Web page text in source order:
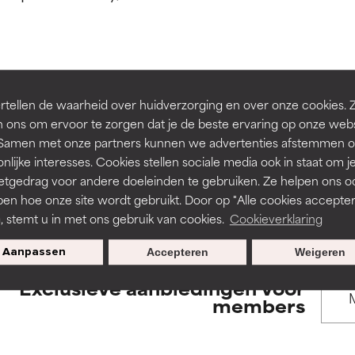
de waarheid over huidverzorging en over onze cookies.
ons om ervoor te zorgen dat je de beste ervaring op onze
met onze partners kunnen we advertenties afstemmen
interesses. Cookies stellen sociale media ook in staat om je
voor andere doeleinden te gebruiken. Ze helpen ons
hoe onze site wordt gebruikt. Door op "Alle cookies
stemt u in met ons gebruik van cookies. Cookieverklaring
Aanpassen Weigeren
Accepteren
BACK TO SEARCH
to assess ingredients in this dictionary. Regulations
irriterend maar kan esthetische, stabiliteits- of andere
is aanwezig. Het risico wordt vergroot als het gecombineerd
ingrediënten.
droogheid, enz. veroorzaken. Kan in sommige gevallen
het algemeen is bewezen dat het meer kwaad dan goed doet.
irriterend maar kan esthetische, stabiliteits- of andere
is aanwezig. Het risico wordt vergroot als het gecombineerd
ingrediënten.
droogheid, enz. veroorzaken. Kan in sommige gevallen
het algemeen is bewezen dat het meer kwaad dan goed doet.
Exclusieve aanbiedingen voor
members